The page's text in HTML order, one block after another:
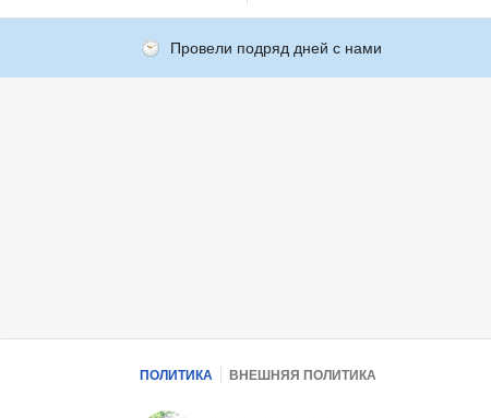
Провели подряд дней с нами
ПОЛИТИКА ВНЕШНЯЯ ПОЛИТИКА